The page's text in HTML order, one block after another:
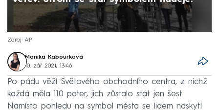
Zdroj: AP
Monika Kabourková
10. zář 2021, 13:46
Po pádu věží Světového obchodního centra, z nichž
každá měla 110 pater, jich zůstalo stát jen šest.
Namísto pohledu na symbol města se lidem naskytl